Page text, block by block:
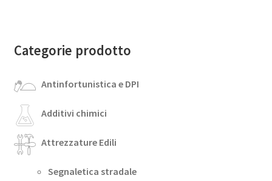
Categorie prodotto
Antinfortunistica e DPI
Additivi chimici
Attrezzature Edili
Segnaletica stradale